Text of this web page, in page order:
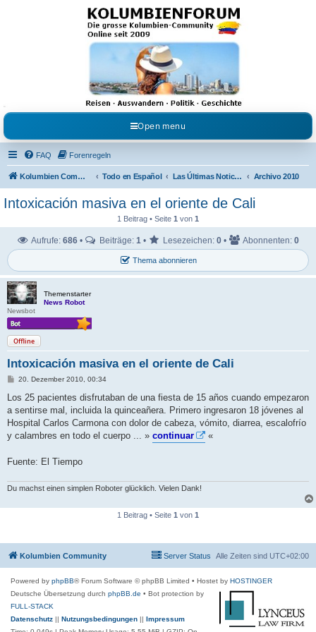
Kolumbienforum - Das
grosse Forum der
Freunde Kolumbiens
Reisen, Auswandern, Kultur, Politik, Geschichte und Visum in Kolumbien und Venezuela.
Austausch, Erfahrungen und Gemeinschaft im Kolumbienforum
Open menu
FAQ Forenregeln
Kolumbien Community Todo en Español Las Últimas Noticias en Español Archivo 2010
Intoxicación masiva en el oriente de Cali
1 Beitrag • Seite 1 von 1
Thema abonnieren
Aufrufe: 686 • Beiträge: 1 • Lesezeichen: 0 • Abonnenten: 0
Themenstarter
News Robot
Newsbot
Offline
Intoxicación masiva en el oriente de Cali
B
i
r
a
20. Dezember 2010, 00:34
Los 25 pacientes disfrutaban de una fiesta de 15 años cuando empezaron
a sentirse mal, incluida la quinceañera. Primero ingresaron 18 jóvenes al
Hospital Carlos Carmona con dolor de cabeza, vómito, diarrea, escalofrío
y calambres en todo el cuerpo ... » continuar «
Fuente: El Tiempo
Du machst einen simplen Roboter glücklich. Vielen Dank!
1 Beitrag • Seite 1 von 1
Kolumbien Community Alle Zeiten sind UTC+02:00
Server Status
Powered by phpBB® Forum Software © phpBB Limited • Hostet by HOSTINGER
Deutsche Übersetzung durch phpBB.de • Bot protection by
FULL-STACK
Datenschutz || Nutzungsbedingungen || Impressum